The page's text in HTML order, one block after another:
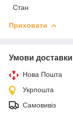
Стан
Приховати
Умови доставки
Нова Пошта
Укрпошта
Самовивіз